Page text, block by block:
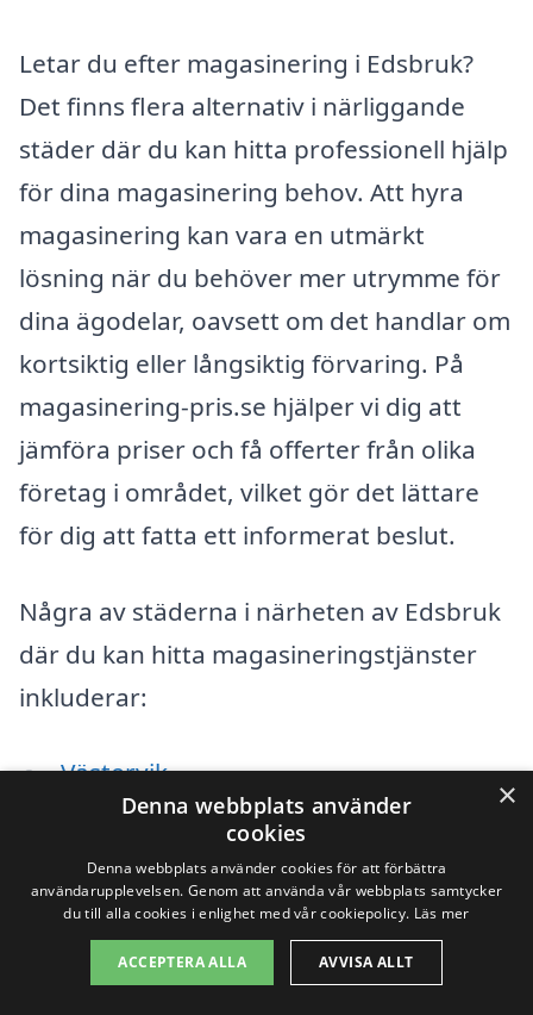
Letar du efter magasinering i Edsbruk?
Det finns flera alternativ i närliggande
städer där du kan hitta professionell hjälp
för dina magasinering behov. Att hyra
magasinering kan vara en utmärkt
lösning när du behöver mer utrymme för
dina ägodelar, oavsett om det handlar om
kortsiktig eller långsiktig förvaring. På
magasinering-pris.se hjälper vi dig att
jämföra priser och få offerter från olika
företag i området, vilket gör det lättare
för dig att fatta ett informerat beslut.
Några av städerna i närheten av Edsbruk
där du kan hitta magasineringstjänster
inkluderar:
Västervik
Överum
Läckeby
×
Denna webbplats använder
cookies
Denna webbplats använder cookies för att förbättra
användarupplevelsen. Genom att använda vår webbplats samtycker
du till alla cookies i enlighet med vår cookiepolicy. Läs mer
ACCEPTERA ALLA AVVISA ALLT